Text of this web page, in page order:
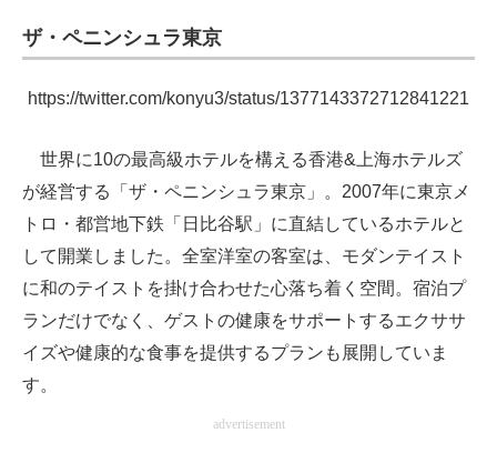
ザ・ペニンシュラ東京
https://twitter.com/konyu3/status/1377143372712841221
世界に10の最高級ホテルを構える香港&上海ホテルズ
が経営する「ザ・ペニンシュラ東京」。2007年に東京メ
トロ・都営地下鉄「日比谷駅」に直結しているホテルと
して開業しました。全室洋室の客室は、モダンテイスト
に和のテイストを掛け合わせた心落ち着く空間。宿泊プ
ランだけでなく、ゲストの健康をサポートするエクササ
イズや健康的な食事を提供するプランも展開していま
す。
advertisement